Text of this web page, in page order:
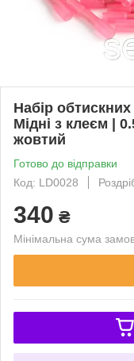
Набір
Мідні з клеєм |
жовтий
Готово до відправки
Код: LD0028
340 ₴
Мінімальна сума